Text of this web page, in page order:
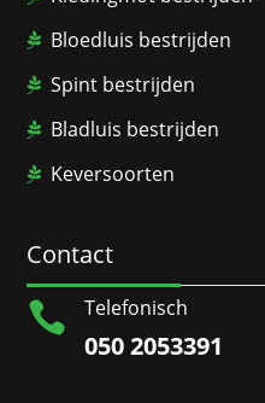
Bloedluis bestrijden
Spint bestrijden
Bladluis bestrijden
Keversoorten
Contact
 Telefonisch
050 2053391